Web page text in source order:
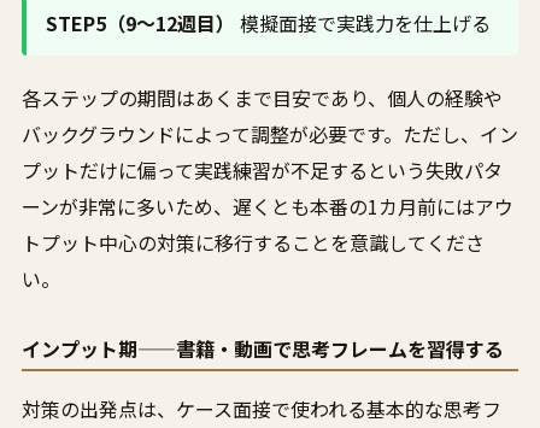
STEP5（9〜12週目） 模擬面接で実践力を仕上げる
各ステップの期間はあくまで目安であり、個人の経験や
バックグラウンドによって調整が必要です。ただし、イン
プットだけに偏って実践練習が不足するという失敗パタ
ーンが非常に多いため、遅くとも本番の1カ月前にはアウ
トプット中心の対策に移行することを意識してくださ
い。
インプット期——書籍・動画で思考フレームを習得する
対策の出発点は、ケース面接で使われる基本的な思考フ